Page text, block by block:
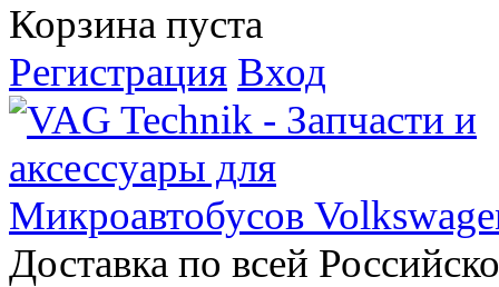
Корзина пуста
Регистрация Вход
Доставка по всей